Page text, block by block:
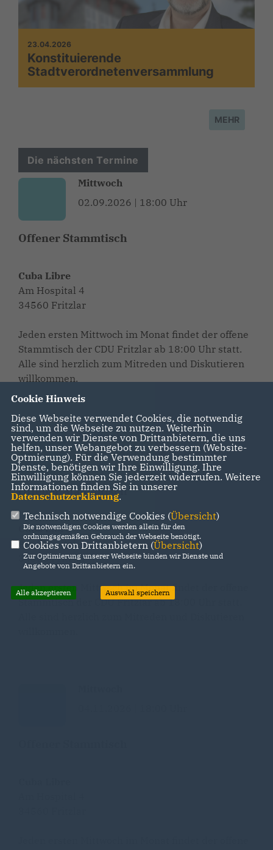
23.04.2026
Konstituierende
Stadtverordnetenversammlung
MEHR
Die nächsten Termine
Mittwoch
02.09.2026 | 18:00 Uhr
Offener Stammtisch
Cuba Libre
Am Hospital 4
34560 Fritzlar
Jeden ersten Mittwoch im Monat findet der offene
Stammtisch der CDU Fritzlar ab 18:00 Uhr statt.
Alle sind herzlich zum Mitreden und Diskutieren
willkommen.
Mittwoch
07.10.2026 | 18:00 Uhr
Offener Stammtisch
Cuba Libre
Am Hospital 4
34560 Fritzlar
Jeden ersten Mittwoch im Monat findet der offene
Stammtisch der CDU Fritzlar ab 18:00 Uhr statt.
Cookie Hinweis
Diese Webseite verwendet Cookies, die notwendig
sind, um die Webseite zu nutzen. Weiterhin
verwenden wir Dienste von Drittanbietern, die uns
helfen, unser Webangebot zu verbessern (Website-
Optmierung). Für die Verwendung bestimmter
Dienste, benötigen wir Ihre Einwilligung. Ihre
Einwilligung können Sie jederzeit widerrufen. Weitere
Informationen finden Sie in unserer
Datenschutzerklärung.
Technisch notwendige Cookies (Übersicht)
Die notwendigen Cookies werden allein für den
ordnungsgemäßen Gebrauch der Webseite benötigt.
Cookies von Drittanbietern (Übersicht)
Zur Optimierung unserer Webseite binden wir Dienste und
Angebote von Drittanbietern ein.
Alle akzeptieren Auswahl speichern